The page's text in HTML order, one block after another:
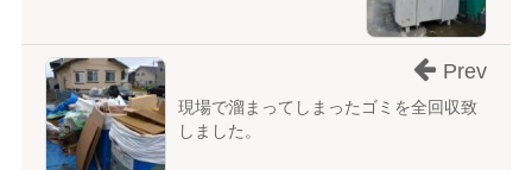
現場で溜まってしまったゴミを全回収致
しました。
Prev